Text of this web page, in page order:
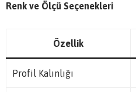
Renk ve Ölçü Seçenekleri
Özellik
Profil Kalınlığı